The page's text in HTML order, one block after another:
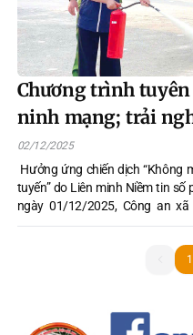
Chương trình
ninh mạng; trải
cháy, chữa cháy
02/12/2025
Hưởng ứng chiến dịch “Không
tuyến” do Liên minh Niềm tin
ngày 01/12/2025, Công an xã
THCS&THPT Hòa Phú và
trình tuyên truyền pháp luật về
không gian mạng và kỹ năng
kết hợp tuyên truyền trải
11